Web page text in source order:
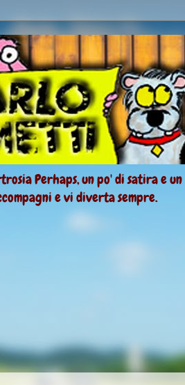
Perhaps, un po' di satira e
e vi diverta sempre.